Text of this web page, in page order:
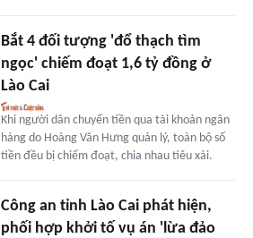
Bắt 4 đối tượng 'đổ thạch tìm
ngọc' chiếm đoạt 1,6 tỷ đồng ở
Lào Cai
Khi người dân chuyển tiền qua tài khoản ngân
hàng do Hoàng Văn Hưng quản lý, toàn bộ số
tiền đều bị chiếm đoạt, chia nhau tiêu xài.
Công an tỉnh Lào Cai phát hiện,
phối hợp khởi tố vụ án 'lừa đảo